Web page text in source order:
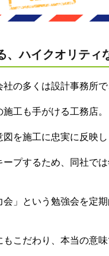
、ハイクオリティ
の多くは設計事務所
工も手がける工務店。
を施工に忠実に反映し
プするため、同社で
」という勉強会を定
こだわり、本当の意